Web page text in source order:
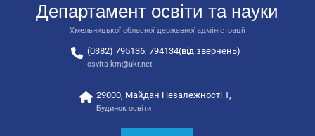
національно-патріотичне
виховання
Департамент освіти та науки
Хмельницької обласної державної адміністрації
(0382) 795136, 794134(від.звернень)
osvita-km@ukr.net
29000, Майдан Незалежності 1,
Будинок освіти